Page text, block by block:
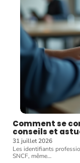
Comment se
conseils et
31 juillet 2026
Les identifiants
SNCF, même…